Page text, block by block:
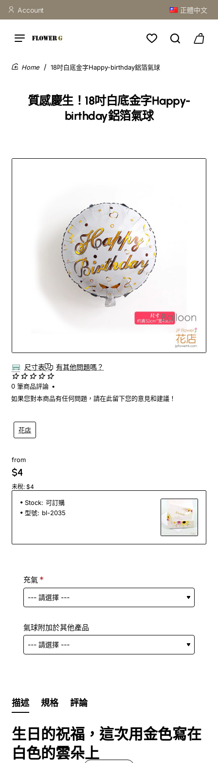
Account 正體中文
質感慶生！18吋白底金字Happy-
birthday鋁箔氣球
18吋白底金字Happy-birthday鋁箔氣球
尺寸表 有其他問題嗎？
花店
0 筆商品評論 •
如果您對本商品有任何問題，請在此留下您的意見和建議！
from
$4
未稅: $4
Stock: 可訂購
型號: bl-2035
充氣
氣球附加於其他產品
描述 規格 評論
生日的祝福，這次用金色寫在
白色的雲朵上